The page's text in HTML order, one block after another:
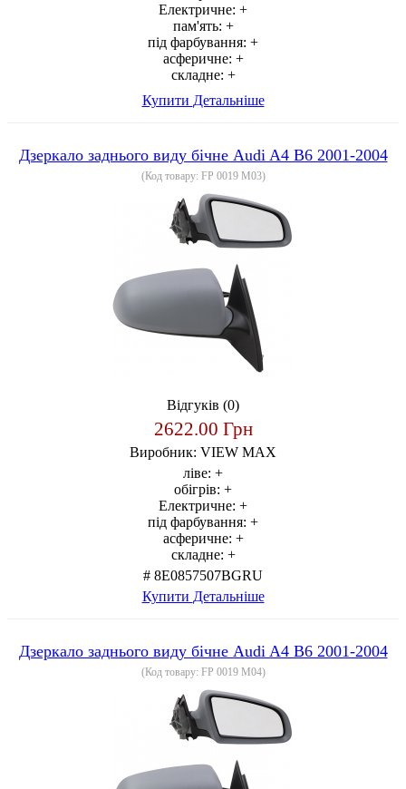
Електричне: +
пам'ять: +
під фарбування: +
асферичне: +
складне: +
Купити Детальніше
Дзеркало заднього виду бічне Audi A4 B6 2001-2004
(Код товару: FP 0019 M03)
Відгуків (0)
2622.00 Грн
Виробник: VIEW MAX
ліве: +
обігрів: +
Електричне: +
під фарбування: +
асферичне: +
складне: +
# 8E0857507BGRU
Купити Детальніше
Дзеркало заднього виду бічне Audi A4 B6 2001-2004
(Код товару: FP 0019 M04)